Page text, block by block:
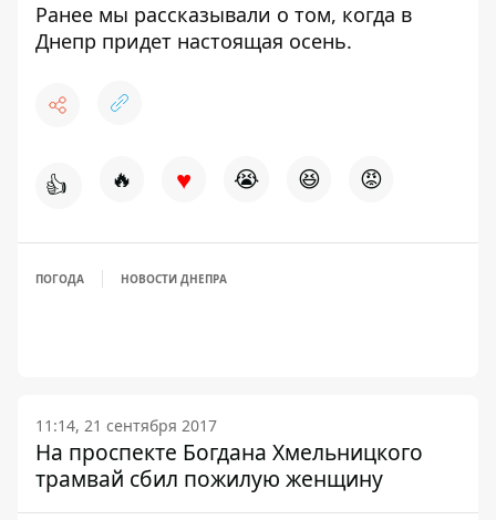
Ранее мы рассказывали о том, когда в
Днепр придет настоящая осень.
👍 🔥 ♥ 😭 😆 😡
ПОГОДА НОВОСТИ ДНЕПРА
11:14, 21 сентября 2017
На проспекте Богдана Хмельницкого
трамвай сбил пожилую женщину